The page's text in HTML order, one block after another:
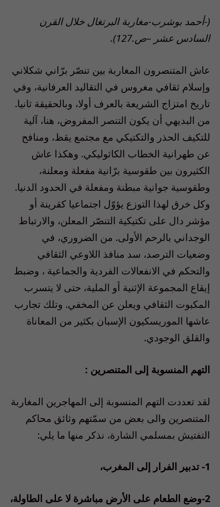
(-أحمد بوشرب-مغاربة البرتغال خلال القرن
السادس عشر –ص.127).
عاش المتنصرون المغاربة بين تنصّر برّاني شكلاني
وإسلام ثقافي مغروس في التقاليد العرفانية، وفي
تاريخ امتزاج الشريعة بالعرف أولا، وبالحقيقة ثانيا.
من البديهي أن يكون التنصر المفروض، هنا، آلية
للتكيف الحذر والتكتيكي مع مجتمع يقظ، ومنافح
عن طهرانية الخطاب الكاثوليكي. وهكذا عاش
الكثيرون بين طقوسية برّانية مفعلة ومعلنة،
وطقوسية جوانية مبطنة ومفعلة في الحدود الدنيا.
وكل خرق لهذا التوزع يؤوّل اجتماعيا كقرينة أو
مؤشر دال على تكتيكية التنصّر المعلن، والارتباط
الوجداني بالرحم الأولى. من الضروري، في
وضعيات الترصد، سد منافذ اللاوعي الثقافي
والتحكم في الانفعالات الفردية والجماعية ، وضبط
إيقاع المجموعة الإثنية أو الملية، حتى لا يتسرب
المكبوت الثقافي ويعلن عن المخفي. وتلك تجارب
عاشها الموريسكيون الإسبان بكثير من المعاناة
والقلق الوجودي.
التهم المنسوبة إلى المتنصرين :
لقد تعددت التهم المنسوبة إلى المهاجرين المغاربة
المتنصرين والى بعض من سمّتهم وثائق محاكم
التفتيش بمسلمي الشارة، نذكر منها ما يلي:
1- تدبير الفرار إلى المغرب،
2-وضع الطعام على الأرض مباشرة لا على الطاولة،